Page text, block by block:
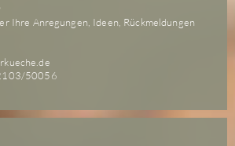
Ihre Anregungen, Ideen, Rückmeldungen
50056